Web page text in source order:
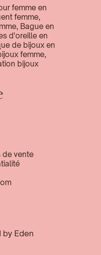
femme en
femme,
Bague en
d'oreille en
de bijoux en
femme,
bijoux
de vente
by Eden